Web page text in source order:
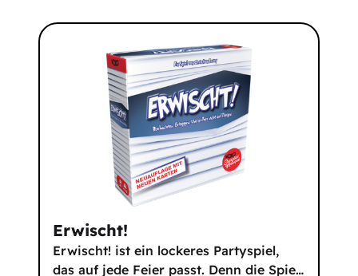
Erwischt!
Erwischt! ist ein lockeres Partyspiel,
das auf jede Feier passt. Denn die Spie…